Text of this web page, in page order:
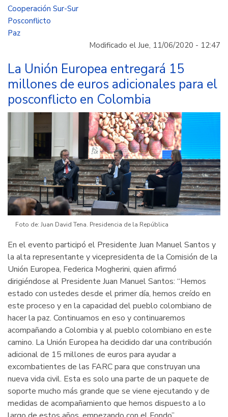
En
México
de
Colombia
tiene
su
propia
Cooperación Sur-Sur
Posconflicto
Paz
Modificado el Jue, 11/06/2020 - 12:47
La Unión Europea entregará 15
millones de euros adicionales para el
posconflicto en Colombia
Foto de: Juan David Tena. Presidencia de la República
En el evento participó el Presidente Juan Manuel Santos y
la alta representante y vicepresidenta de la Comisión de la
Unión Europea, Federica Mogherini, quien afirmó
dirigiéndose al Presidente Juan Manuel Santos: “Hemos
estado con ustedes desde el primer día, hemos creído en
este proceso y en la capacidad del pueblo colombiano de
hacer la paz. Continuamos en eso y continuaremos
acompañando a Colombia y al pueblo colombiano en este
camino. La Unión Europea ha decidido dar una contribución
adicional de 15 millones de euros para ayudar a
excombatientes de las FARC para que construyan una
nueva vida civil. Esta es solo una parte de un paquete de
soporte mucho más grande que se viene ejecutando y de
medidas de acompañamiento que hemos dispuesto a lo